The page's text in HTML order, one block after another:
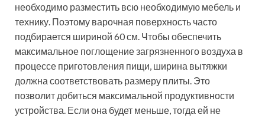
необходимо разместить всю необходимую мебель и
технику. Поэтому варочная поверхность часто
подбирается шириной 60 см. Чтобы обеспечить
максимальное поглощение загрязненного воздуха в
процессе приготовления пищи, ширина вытяжки
должна соответствовать размеру плиты. Это
позволит добиться максимальной продуктивности
устройства. Если она будет меньше, тогда ей не